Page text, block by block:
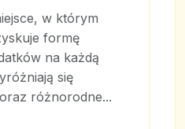
w którym
formę
na każdą
się
różnorodne...